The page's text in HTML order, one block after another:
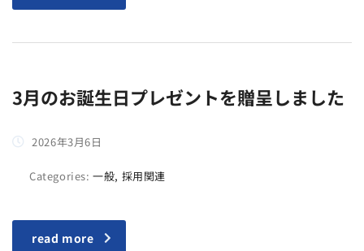
3月のお誕生日プレゼントを贈呈しました
2026年3月6日
Categories:一般, 採用関連
read more